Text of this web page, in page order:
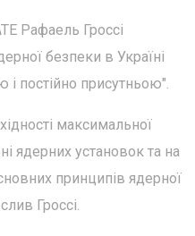
Рафаель Гроссі
безпеки в Україні
постійно присутньою".
максимальної
ядерних установок та на
принципів ядерної
Гроссі.